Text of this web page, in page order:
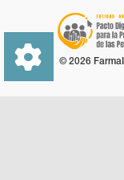
© 2026